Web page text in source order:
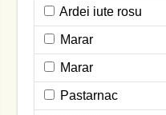
Ardei iute rosu
Marar
Marar
Pastarnac